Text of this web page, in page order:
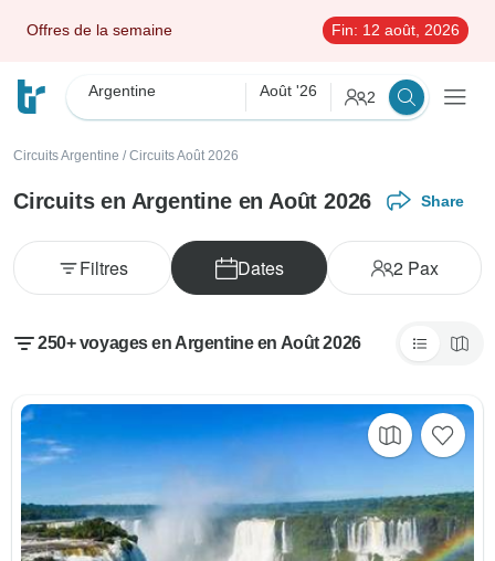
Offres de la semaine Fin: 12 août, 2026
Argentine Août '26 2
Circuits Argentine / Circuits Août 2026
Circuits en Argentine en Août 2026 Share
Dates 2Pax
Filtres
250+ voyages en Argentine en Août 2026